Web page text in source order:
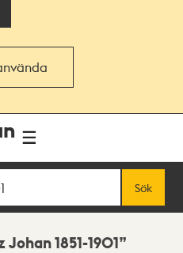
Sök
1851-1901